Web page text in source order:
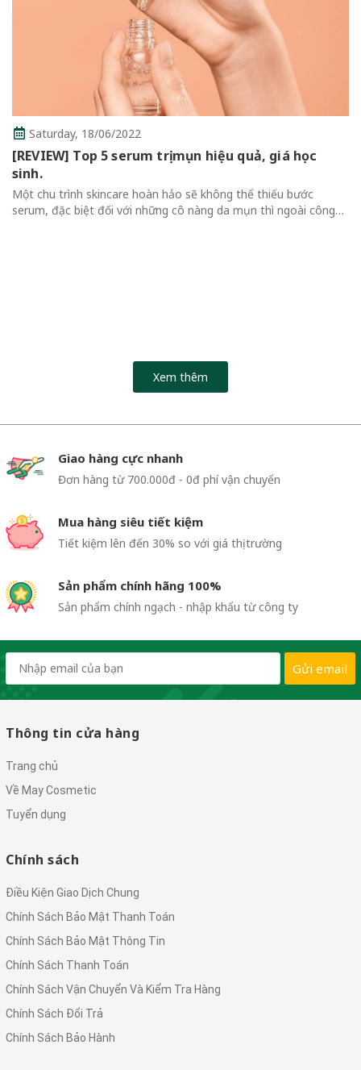
18/06/2022
Top 5 serum trị mụn hiệu quả, giá học
skincare hoàn hảo sẽ không thể thiếu bước
biệt đối với những cô nàng da mụn thì ngoài công
Xem thêm
Giao hàng cực nhanh
Đơn hàng từ 700.000đ - 0đ phí vận chuyển
Mua hàng siêu tiết kiệm
Tiết kiệm lên đến 30% so với giá thị trường
Sản phẩm chính hãng 100%
Sản phẩm chính ngạch - nhập khẩu từ công ty
Gửi email
Thông tin cửa hàng
Trang chủ
Về May Cosmetic
Tuyển dụng
Chính sách
Điều Kiện Giao Dịch Chung
Chính Sách Bảo Mật Thanh Toán
Chính Sách Bảo Mật Thông Tin
Chính Sách Thanh Toán
Chính Sách Vận Chuyển Và Kiểm Tra Hàng
Chính Sách Đổi Trả
Chính Sách Bảo Hành